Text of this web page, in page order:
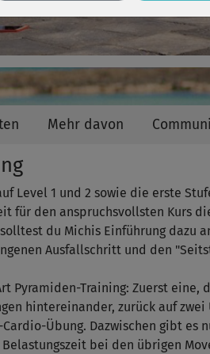
Mehr davon
Level 1 und 2 sowie die erste
für den anspruchsvollsten Kurs
du Michis Einführung dazu
Ausfallschritt und den
Pyramiden-Training: Zuerst eine,
hintereinander, zurück auf
Übung. Dazwischen gibt es
bei den übrigen